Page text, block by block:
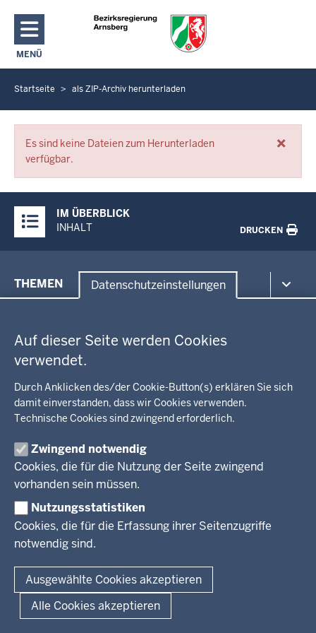
Datenschutzeinstellungen
Auf dieser Seite werden Cookies
verwendet.
Durch Anklicken des/der Cookie-Button(s) erklären Sie sich
damit einverstanden, dass wir Cookies verwenden.
Technische Cookies sind zwingend erforderlich.
Zwingend notwendig
Cookies, die für die Nutzung der Seite zwingend
vorhanden sein müssen.
Nutzungsstatistiken
Cookies, die für die Erfassung ihrer Seitenzugriffe
notwendig sind.
Ausgewählte Cookies akzeptieren
Alle Cookies akzeptieren
Direkt zum Inhalt
MENÜ
NAVIGATION AKTIVIEREN/DEAKTIVIEREN: HAUPTMENÜ
S
i
e
f
e
s
i
h
h
e
r
Startseite als ZIP-Archiv herunterladen
×
Fehlermeldungen
Es sind keine Dateien zum Herunterladen
verfügbar.
Inhalte
IM ÜBERBLICK
INHALT
DRUCKEN
THEMEN
Energie, Bergbau
Kultur, Sport
Recht, Ordnung
Integration, Migration
BEZIRKSREGIERUNG
Behördenleitung
Wir über uns
Regierungsbezirk
KARRIERE
Stellenausschreibungen
Pressestelle
Social Media
BEKANNTMACHUNGEN
Amtsblatt
Fußzeile
Impressum Datenschutz Barrierefreiheit